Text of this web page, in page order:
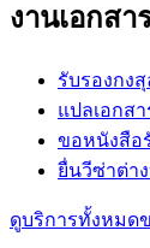
งานเอกส
รับรองกง
แปลเอกส
ขอหนังสือรั
ยื่นวีซ่าต่า
ดูบริการทั้งหมดข